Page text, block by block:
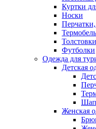
Куртки
Носки
Футболки
Одежда для
Детская
Женская